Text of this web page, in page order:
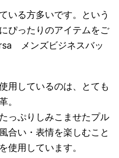
いる方多いです。という
ぴったりのアイテムをご
メンズビジネスバッ
用しているのは、とても
。
っぷりしみこませたプル
合い・表情を楽しむこと
使用しています。